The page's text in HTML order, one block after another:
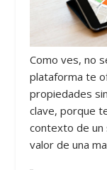
Como ves, no
plataforma te
propiedades
clave, porque
contexto de un
valor de una